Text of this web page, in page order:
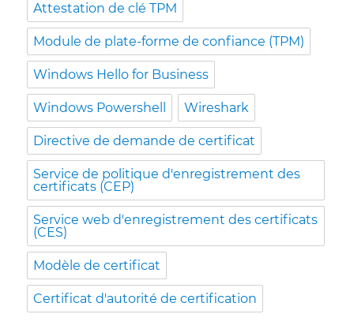
Attestation de clé TPM
Module de plate-forme de confiance (TPM)
Windows Hello for Business
Windows Powershell Wireshark
Directive de demande de certificat
Service de politique d'enregistrement des
certificats (CEP)
Service web d'enregistrement des certificats
(CES)
Modèle de certificat
Certificat d'autorité de certification